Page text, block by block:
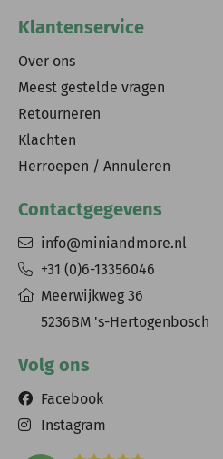
Klantenservice
Over ons
Meest gestelde vragen
Retourneren
Klachten
Herroepen / Annuleren
Contactgegevens
info@miniandmore.nl
+31 (0)6-13356046
Meerwijkweg 36
5236BM 's-Hertogenbosch
Volg ons
Facebook
Instagram